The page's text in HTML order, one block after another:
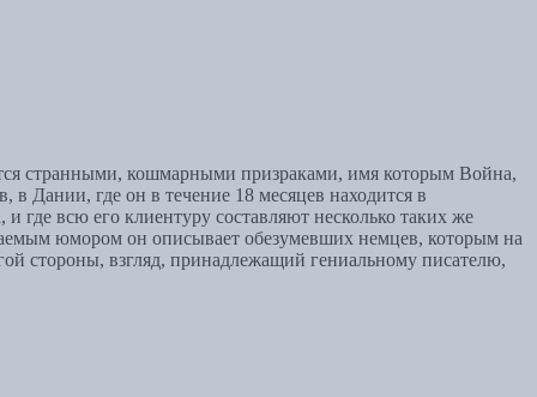
странными, кошмарными призраками, имя которым Война,
Дании, где он в течение 18 месяцев находится в
где всю его клиентуру составляют несколько таких же
юмором он описывает обезумевших немцев, которым на
стороны, взгляд, принадлежащий гениальному писателю,